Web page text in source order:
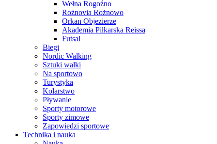
Wełna Rogoźno
Rożnovia Rożnowo
Orkan Objezierze
Akademia Piłkarska Reissa
Futsal
Biegi
Nordic Walking
Sztuki walki
Na sportowo
Turystyka
Kolarstwo
Pływanie
Sporty motorowe
Sporty zimowe
Zapowiedzi sportowe
Technika i nauka